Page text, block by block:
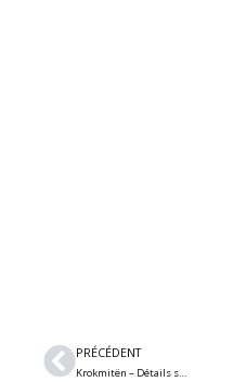
Précédent
PRÉCÉDENT
Krokmitën – Détails sur le 5e album du projet death metal expérimental montréalais